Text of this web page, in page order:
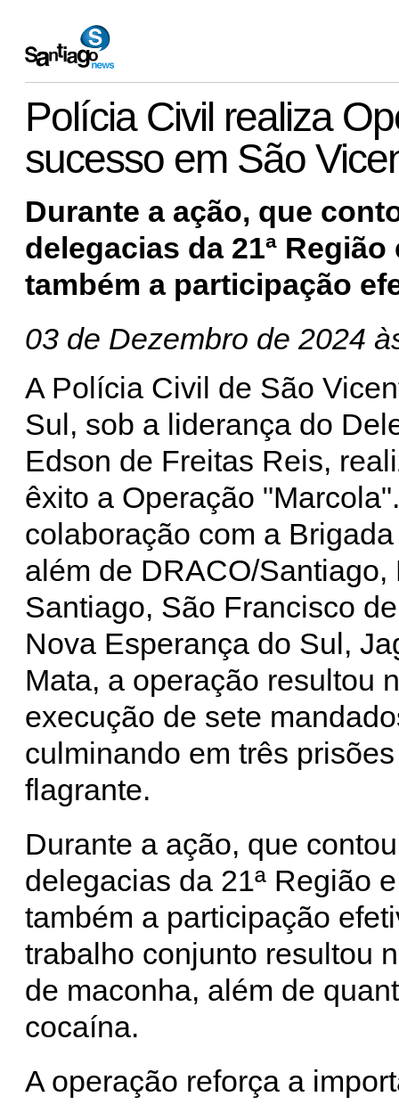
Polícia Civil realiza
sucesso em São
Durante a ação, que
delegacias da 21ª
também a participação
03 de Dezembro de 2024
A Polícia Civil de São
Sul, sob a liderança do
Edson de Freitas Reis,
êxito a Operação
colaboração com a
além de DRACO/Santiago,
Santiago, São Francisco
Nova Esperança do Sul,
Mata, a operação resultou
execução de sete
culminando em três
flagrante.
Durante a ação, que
delegacias da 21ª Região
também a participação
trabalho conjunto resultou
de maconha, além de
cocaína.
A operação reforça a